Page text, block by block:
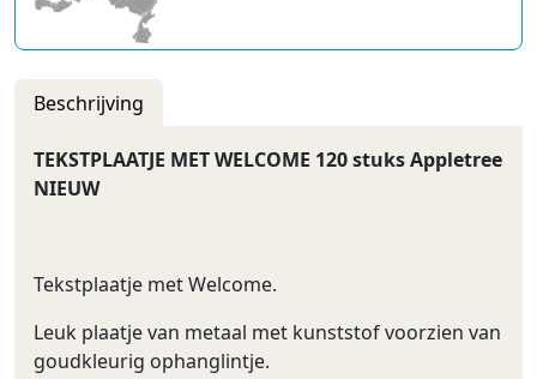
Beschrijving
TEKSTPLAATJE MET WELCOME 120 stuks Appletree
NIEUW
Tekstplaatje met Welcome.
Leuk plaatje van metaal met kunststof voorzien van
goudkleurig ophanglintje.